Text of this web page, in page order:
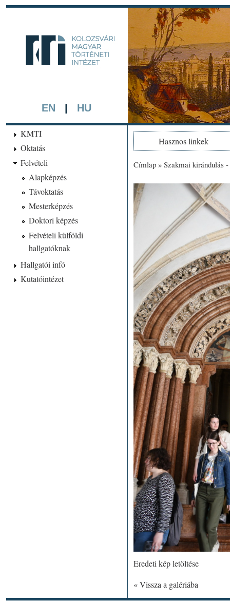
EN HU
A háttérben részlet a
készített színezett
KMTI
Oktatás
Felvételi
Alapképzés
Távoktatás
Mesterképzés
Doktori képzés
Felvételi külföldi
hallgatóknak
Hallgatói infó
Kutatóintézet
Hasznos linkek
Címlap »Szakmai kirándulás
Eredeti kép letöltése
« Vissza a galériába